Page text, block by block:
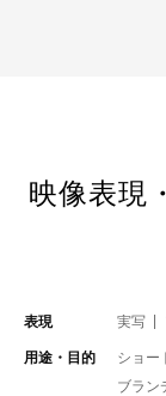
映像表現
表現 実写
用途・目的 ショー
ブラン